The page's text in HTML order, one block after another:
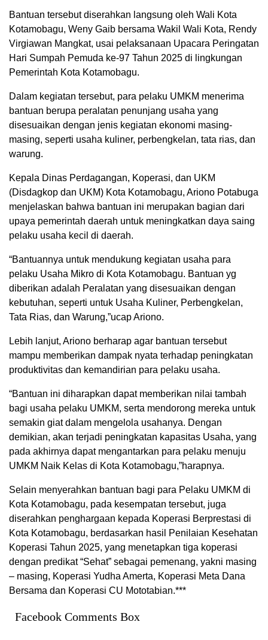
Bantuan tersebut diserahkan langsung oleh Wali Kota
Kotamobagu, Weny Gaib bersama Wakil Wali Kota, Rendy
Virgiawan Mangkat, usai pelaksanaan Upacara Peringatan
Hari Sumpah Pemuda ke-97 Tahun 2025 di lingkungan
Pemerintah Kota Kotamobagu.
Dalam kegiatan tersebut, para pelaku UMKM menerima
bantuan berupa peralatan penunjang usaha yang
disesuaikan dengan jenis kegiatan ekonomi masing-
masing, seperti usaha kuliner, perbengkelan, tata rias, dan
warung.
Kepala Dinas Perdagangan, Koperasi, dan UKM
(Disdagkop dan UKM) Kota Kotamobagu, Ariono Potabuga
menjelaskan bahwa bantuan ini merupakan bagian dari
upaya pemerintah daerah untuk meningkatkan daya saing
pelaku usaha kecil di daerah.
“Bantuannya untuk mendukung kegiatan usaha para
pelaku Usaha Mikro di Kota Kotamobagu. Bantuan yg
diberikan adalah Peralatan yang disesuaikan dengan
kebutuhan, seperti untuk Usaha Kuliner, Perbengkelan,
Tata Rias, dan Warung,”ucap Ariono.
Lebih lanjut, Ariono berharap agar bantuan tersebut
mampu memberikan dampak nyata terhadap peningkatan
produktivitas dan kemandirian para pelaku usaha.
“Bantuan ini diharapkan dapat memberikan nilai tambah
bagi usaha pelaku UMKM, serta mendorong mereka untuk
semakin giat dalam mengelola usahanya. Dengan
demikian, akan terjadi peningkatan kapasitas Usaha, yang
pada akhirnya dapat mengantarkan para pelaku menuju
UMKM Naik Kelas di Kota Kotamobagu,”harapnya.
Selain menyerahkan bantuan bagi para Pelaku UMKM di
Kota Kotamobagu, pada kesempatan tersebut, juga
diserahkan penghargaan kepada Koperasi Berprestasi di
Kota Kotamobagu, berdasarkan hasil Penilaian Kesehatan
Koperasi Tahun 2025, yang menetapkan tiga koperasi
dengan predikat “Sehat” sebagai pemenang, yakni masing
– masing, Koperasi Yudha Amerta, Koperasi Meta Dana
Bersama dan Koperasi CU Mototabian.***
Facebook Comments Box